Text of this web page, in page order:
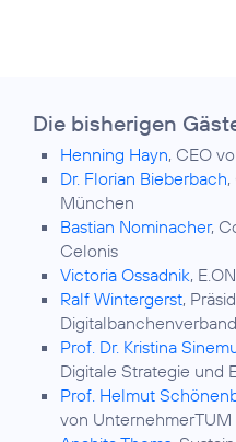
Die bisherigen
Henning Hayn, CEO
Dr. Florian Bieberbach
München
Bastian Nominacher,
Celonis
Victoria Ossadnik,
Ralf Wintergerst,
Prof. Dr. Kristina
Digitale Strategie und
Prof. Helmut
von UnternehmerTUM